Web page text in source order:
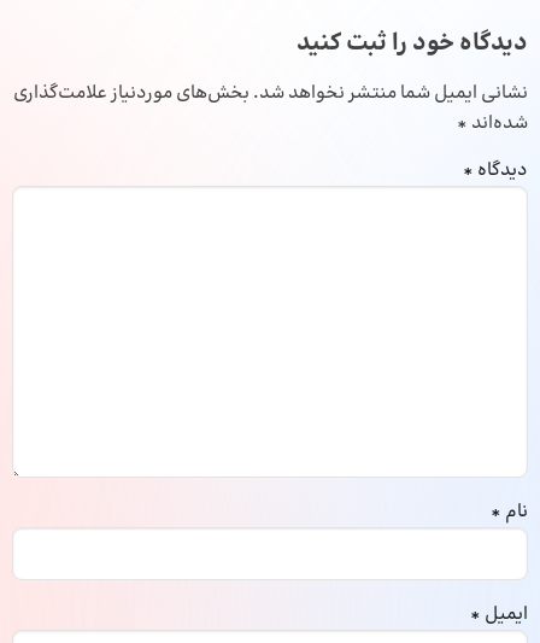
دیدگاه خود را ثبت کنید
نشانی ایمیل شما منتشر نخواهد شد. بخش‌های موردنیاز علامت‌گذاری
شده‌اند *
دیدگاه *
نام *
ایمیل *